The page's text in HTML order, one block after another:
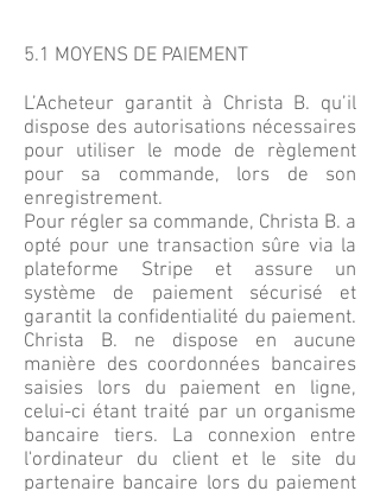
5.1 MOYENS DE PAIEMENT
L’Acheteur garantit à Christa B. qu’il
dispose des autorisations nécessaires
pour utiliser le mode de règlement
pour sa commande, lors de son
enregistrement.
Pour régler sa commande, Christa B. a
opté pour une transaction sûre via la
plateforme Stripe et assure un
système de paiement sécurisé et
garantit la confidentialité du paiement.
Christa B. ne dispose en aucune
manière des coordonnées bancaires
saisies lors du paiement en ligne,
celui-ci étant traité par un organisme
bancaire tiers. La connexion entre
l'ordinateur du client et le site du
partenaire bancaire lors du paiement